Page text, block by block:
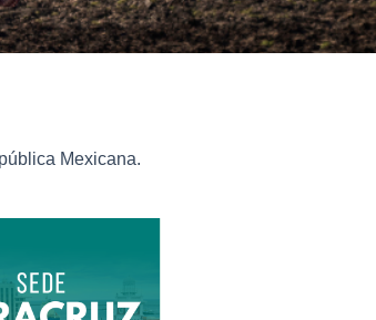
Mexicana.